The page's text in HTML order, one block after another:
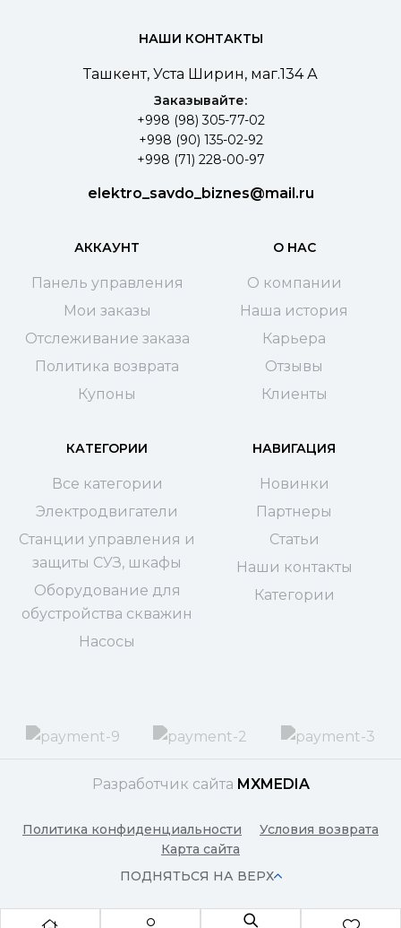
НАШИ КОНТАКТЫ
Ташкент, Уста Ширин, маг.134 А
Заказывайте:
+998 (98) 305-77-02
+998 (90) 135-02-92
+998 (71) 228-00-97
elektro_savdo_biznes@mail.ru
АККАУНТ
Панель управления
Мои заказы
Отслеживание заказа
Политика возврата
Купоны
О НАС
О компании
Наша история
Карьера
Отзывы
Клиенты
КАТЕГОРИИ
Все категории
Электродвигатели
Станции управления и
защиты СУЗ, шкафы
Оборудование для
обустройства скважин
Насосы
НАВИГАЦИЯ
Новинки
Партнеры
Статьи
Наши контакты
Категории
Разработчик сайта MXMEDIA
ПОДНЯТЬСЯ НА ВЕРХ
Политика конфиденциальности
Условия возврата
Карта сайта